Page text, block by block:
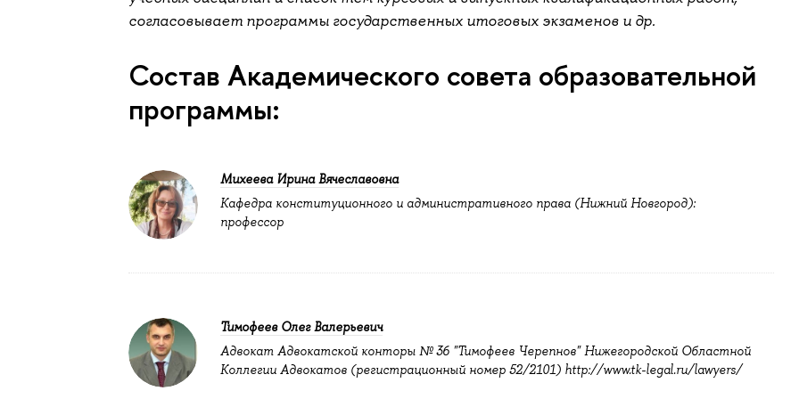
согласовывает программы государственных итоговых экзаменов и др.
Состав Академического совета образовательной
программы:
Михеева Ирина Вячеславовна
Кафедра конституционного и административного права (Нижний Новгород):
профессор
Тимофеев Олег Валерьевич
Адвокат Адвокатской конторы № 36 "Тимофеев Черепнов" Нижегородской Областной
Коллегии Адвокатов (регистрационный номер 52/2101) http://www.tk-legal.ru/lawyers/